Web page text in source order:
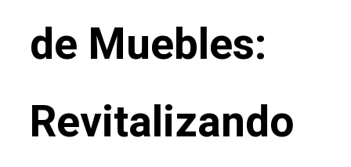
de Muebles:
Revitalizando